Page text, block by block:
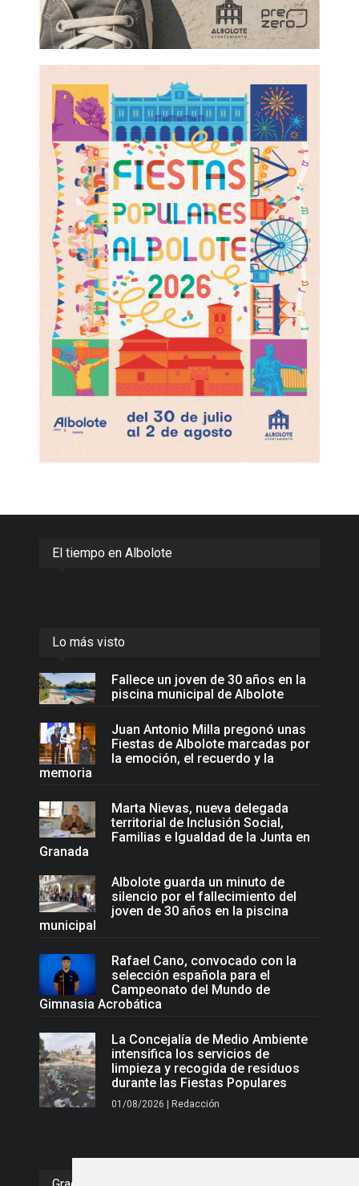
El tiempo en Albolote
Lo más visto
Fallece un joven de 30 años en la
piscina municipal de Albolote
Juan Antonio Milla pregonó unas
Fiestas de Albolote marcadas por
la emoción, el recuerdo y la
memoria
Marta Nievas, nueva delegada
territorial de Inclusión Social,
Familias e Igualdad de la Junta en
Granada
Albolote guarda un minuto de
silencio por el fallecimiento del
joven de 30 años en la piscina
municipal
Rafael Cano, convocado con la
selección española para el
Campeonato del Mundo de
Gimnasia Acrobática
La Concejalía de Medio Ambiente
intensifica los servicios de
limpieza y recogida de residuos
durante las Fiestas Populares
01/08/2026 | Redacción